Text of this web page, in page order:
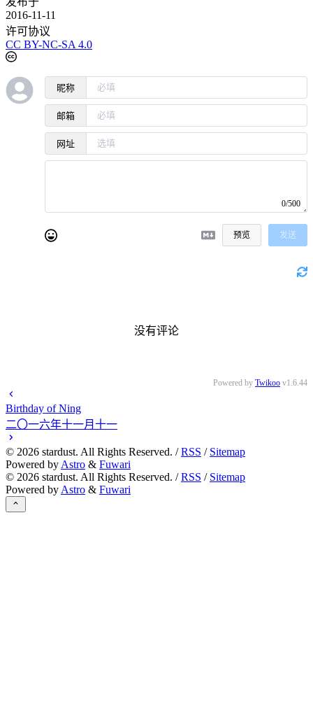
2016-11-11
许可协议
CC BY-NC-SA 4.0
昵称
邮箱
网址
0/500
预览 发送
没有评论
Powered by Twikoo v1.6.44
Birthday of Ning
二〇一六年十一月十一
© 2026 stardust. All Rights Reserved. /RSS / Sitemap
Powered by Astro & Fuwari
© 2026 stardust. All Rights Reserved. /RSS / Sitemap
Powered by Astro & Fuwari